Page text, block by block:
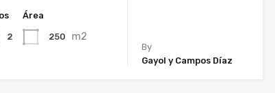
2
Área
250 m2
By
Gayol y Campos Díaz